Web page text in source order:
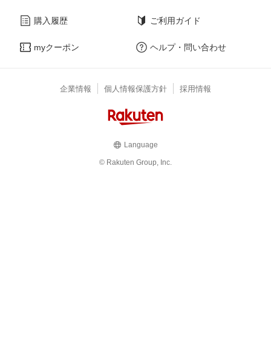
購入履歴
myクーポン
ご利用ガイド
ヘルプ・問い合わせ
企業情報 個人情報保護方針 採用情報
Language
© Rakuten Group, Inc.